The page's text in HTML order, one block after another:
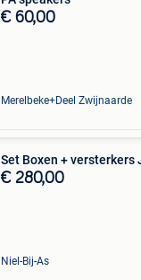
€ 60,00
Merelbeke+Deel Zwijnaarde
Set Boxen + versterkers
€ 280,00
Niel-Bij-As